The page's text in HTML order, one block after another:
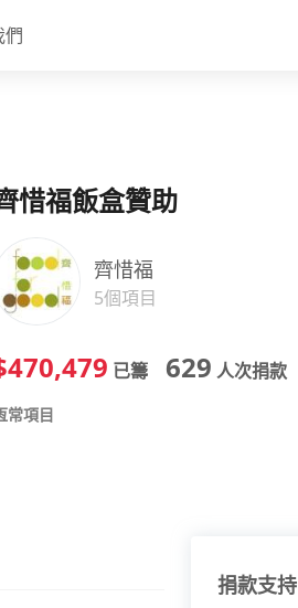
們
惜福飯盒贊助
齊惜福
5個項目
已籌 629 人次捐款
常項目
捐款支持